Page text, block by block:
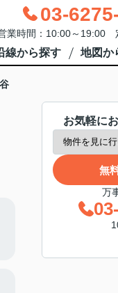
03-
業時間：10:00～19:00
線から探す 地図か
お気軽に
無
万